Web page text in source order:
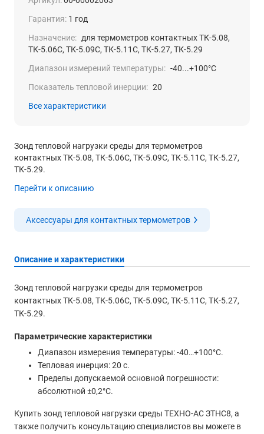
Гарантия: 1 год
Назначение: для термометров контактных ТК-5.08,
ТК-5.06С, ТК-5.09С, ТК-5.11С, ТК-5.27, ТК-5.29
Диапазон измерений температуры: -40...+100°С
Показатель тепловой инерции: 20
Все характеристики
Зонд тепловой нагрузки среды для термометров
контактных ТК-5.08, ТК-5.06С, ТК-5.09С, ТК-5.11С, ТК-5.27,
ТК-5.29.
Перейти к описанию
Аксессуары для контактных термометров
Описание и характеристики
Зонд тепловой нагрузки среды для термометров
контактных ТК-5.08, ТК-5.06С, ТК-5.09С, ТК-5.11С, ТК-5.27,
ТК-5.29.
Параметрические характеристики
Диапазон измерения температуры: -40…+100°С.
Тепловая инерция: 20 с.
Пределы допускаемой основной погрешности:
абсолютной ±0,2°С.
Купить зонд тепловой нагрузки среды ТЕХНО-АС ЗТНС8, а
также получить консультацию специалистов вы можете в